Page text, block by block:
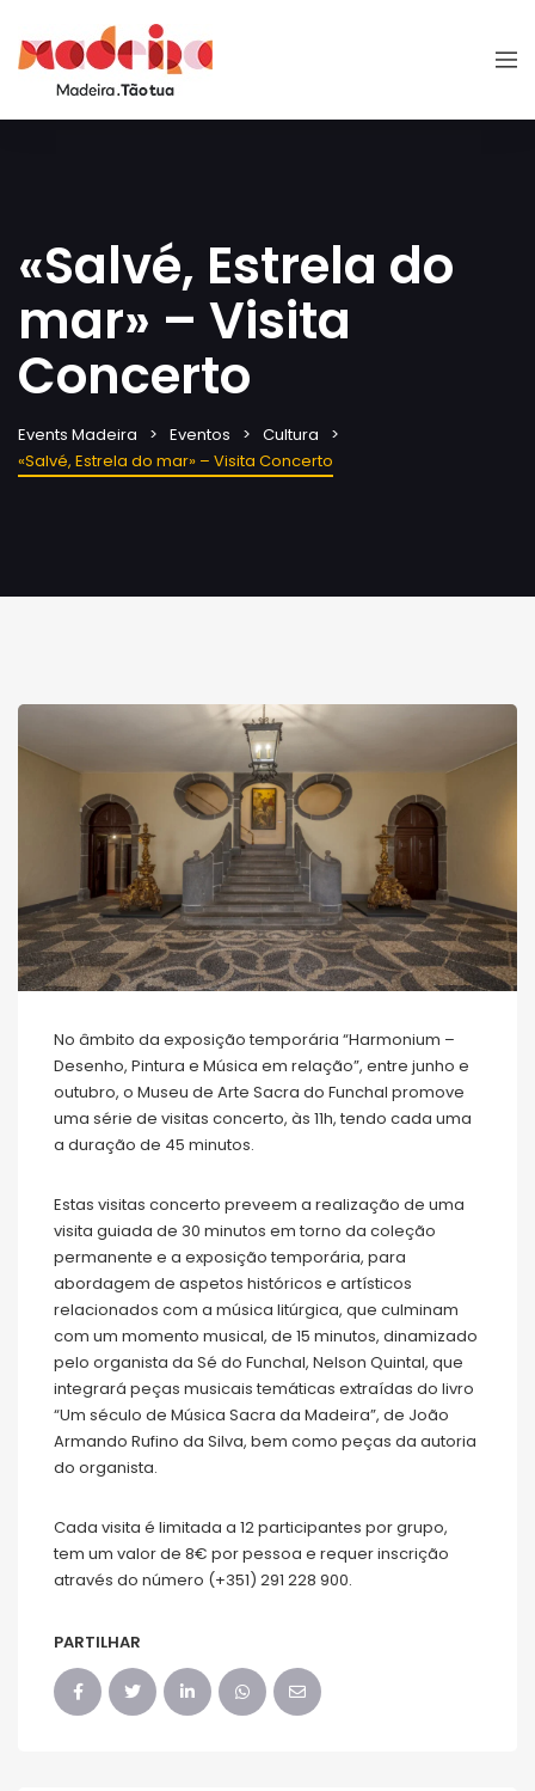
«Salvé, Estrela do
mar» – Visita
Concerto
Events Madeira Eventos
Cultura
«Salvé, Estrela do mar» – Visita Concerto
No âmbito da exposição temporária “Harmonium –
Desenho, Pintura e Música em relação”, entre junho e
outubro, o Museu de Arte Sacra do Funchal promove
uma série de visitas concerto, às 11h, tendo cada uma
a duração de 45 minutos.
Estas visitas concerto preveem a realização de uma
visita guiada de 30 minutos em torno da coleção
permanente e a exposição temporária, para
abordagem de aspetos históricos e artísticos
relacionados com a música litúrgica, que culminam
com um momento musical, de 15 minutos, dinamizado
pelo organista da Sé do Funchal, Nelson Quintal, que
integrará peças musicais temáticas extraídas do livro
“Um século de Música Sacra da Madeira”, de João
Armando Rufino da Silva, bem como peças da autoria
do organista.
Cada visita é limitada a 12 participantes por grupo,
tem um valor de 8€ por pessoa e requer inscrição
através do número (+351) 291 228 900.
PARTILHAR